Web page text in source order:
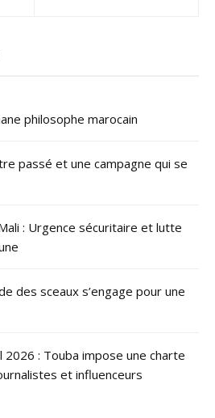
philosophe marocain
passé et une campagne qui se
: Urgence sécuritaire et lutte
des sceaux s’engage pour une
2026 : Touba impose une charte
et influenceurs